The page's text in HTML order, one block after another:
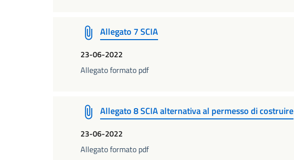
Allegato 7 SCIA
23-06-2022
Allegato formato pdf
Allegato 8 SCIA alternativa al permesso di costruire
23-06-2022
Allegato formato pdf